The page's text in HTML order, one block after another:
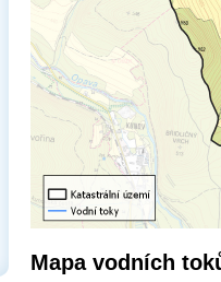
Mapa vodních